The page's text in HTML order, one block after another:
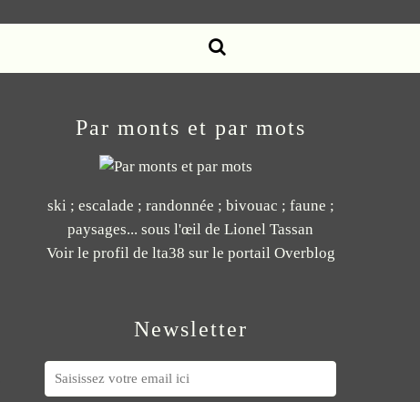
Newsletter
Par monts et par mots
ski ; escalade ; randonnée ; bivouac ; faune ;
paysages... sous l'œil de Lionel Tassan
Voir le profil de lta38 sur le portail Overblog